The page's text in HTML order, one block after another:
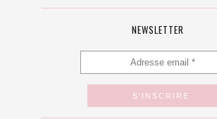
NEWSLETTER